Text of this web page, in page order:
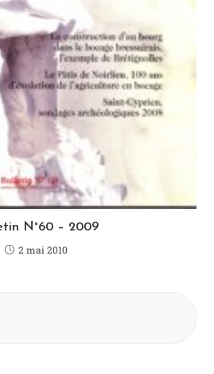
N°60 – 2009
2 mai 2010